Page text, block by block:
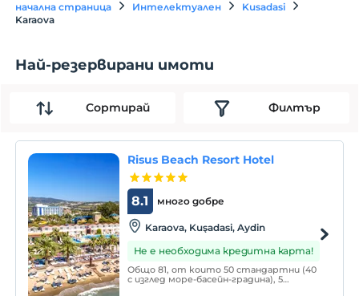
начална страница Интелектуален
Kusadasi
Karaova
Най-резервирани имоти
Сортирай Филтър
Risus Beach Resort Hotel
много добре
8.1
Karaova, Kuşadasi, Aydin
Не е необходима кредитна карта!
Общо 81, от които 50 стандартни (40
с изглед море-басейн-градина), 5